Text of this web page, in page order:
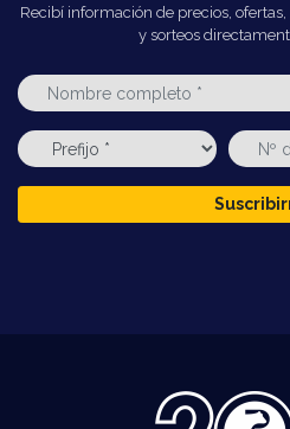
Recibí información de precios,
y sorteos